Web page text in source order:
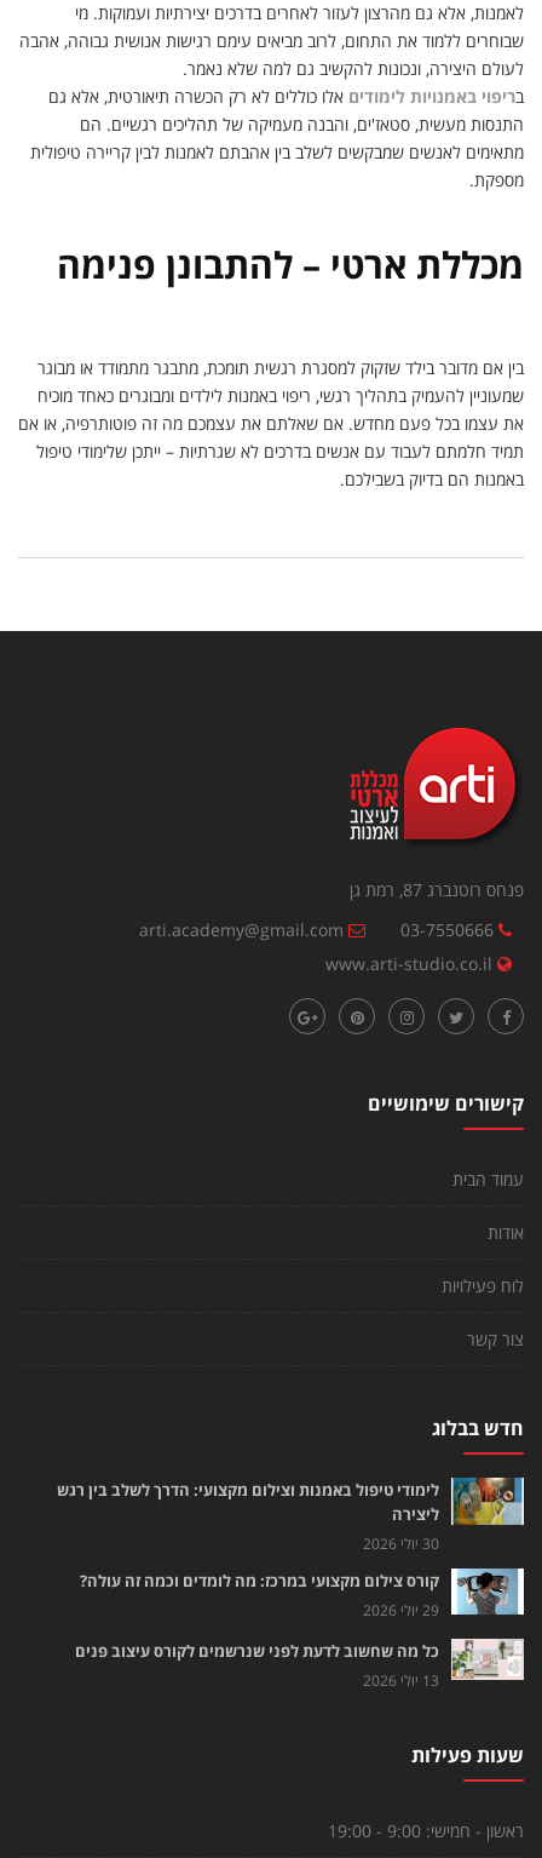
לאמנות, אלא גם מהרצון לעזור לאחרים בדרכים יצירתיות ועמוקות. מי
שבוחרים ללמוד את התחום, לרוב מביאים עימם רגישות אנושית גבוהה, אהבה
לעולם היצירה, ונכונות להקשיב גם למה שלא נאמר.
בריפוי באמנויות לימודים אלו כוללים לא רק הכשרה תיאורטית, אלא גם
התנסות מעשית, סטאז'ים, והבנה מעמיקה של תהליכים רגשיים. הם
מתאימים לאנשים שמבקשים לשלב בין אהבתם לאמנות לבין קריירה טיפולית
מספקת.
מכללת ארטי – להתבונן פנימה
בין אם מדובר בילד שזקוק למסגרת רגשית תומכת, מתבגר מתמודד או מבוגר
שמעוניין להעמיק בתהליך רגשי, ריפוי באמנות לילדים ומבוגרים כאחד מוכיח
את עצמו בכל פעם מחדש. אם שאלתם את עצמכם מה זה פוטותרפיה, או אם
תמיד חלמתם לעבוד עם אנשים בדרכים לא שגרתיות – ייתכן שלימודי טיפול
באמנות הם בדיוק בשבילכם.
פנחס רוטנברג 87, רמת גן
03-7550666
arti.academy@gmail.com
www.arti-studio.co.il
קישורים שימושיים
עמוד הבית
אודות
לוח פעילויות
צור קשר
חדש בבלוג
לימודי טיפול באמנות וצילום מקצועי: הדרך לשלב בין רגש
ליצירה
30 יולי 2026
קורס צילום מקצועי במרכז: מה לומדים וכמה זה עולה?
29 יולי 2026
כל מה שחשוב לדעת לפני שנרשמים לקורס עיצוב פנים
13 יולי 2026
שעות פעילות
ראשון - חמישי: 9:00 - 19:00